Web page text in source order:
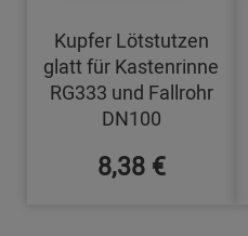
Kupfer Lötstutzen
glatt für Kastenrinne
RG333 und Fallrohr
DN100
8,38 €